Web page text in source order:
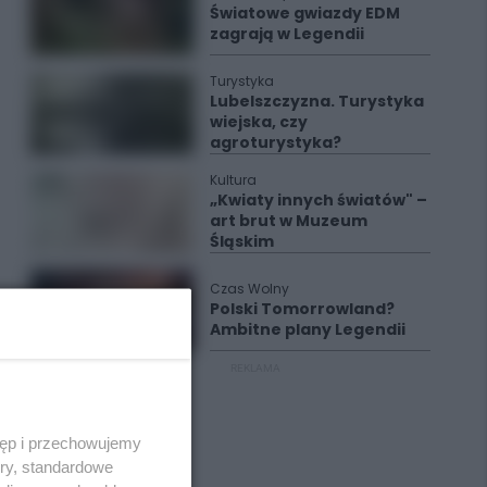
Światowe gwiazdy EDM
zagrają w Legendii
Turystyka
Lubelszczyzna. Turystyka
wiejska, czy
agroturystyka?
Kultura
„Kwiaty innych światów" –
art brut w Muzeum
Śląskim
Czas Wolny
Polski Tomorrowland?
Ambitne plany Legendii
i przechowujemy
standardowe